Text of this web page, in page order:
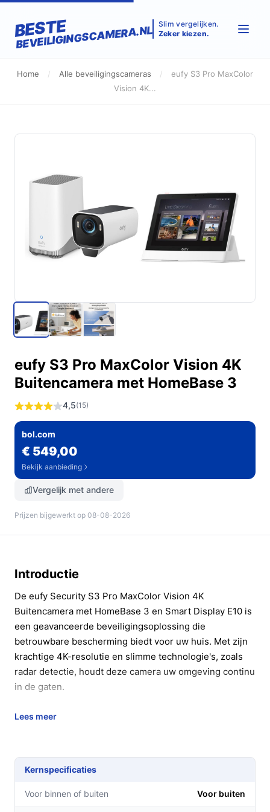
BESTE
BEVEILIGINGSCAMERA.NL Slim vergelijken.
Zeker kiezen.
Home / Alle beveiligingscameras /
eufy S3 Pro MaxColor
Vision 4K...
eufy S3 Pro MaxColor Vision 4K
Buitencamera met HomeBase 3
4,5(15)
bol.com
€ 549,00
Bekijk aanbieding
Vergelijk met andere
Prijzen bijgewerkt op 08-08-2026
Introductie
De eufy Security S3 Pro MaxColor Vision 4K
Buitencamera met HomeBase 3 en Smart Display E10 is
een geavanceerde beveiligingsoplossing die
betrouwbare bescherming biedt voor uw huis. Met zijn
krachtige 4K-resolutie en slimme technologie's, zoals
radar detectie, houdt deze camera uw omgeving continu
in de gaten.
Belangrijkste voordelen
Uitzonderlijke beeldkwaliteit:
detail vast met een indrukwekkende 4K-resolutie,
Lees meer
Kernspecificaties
Voor binnen of buiten Voor buiten